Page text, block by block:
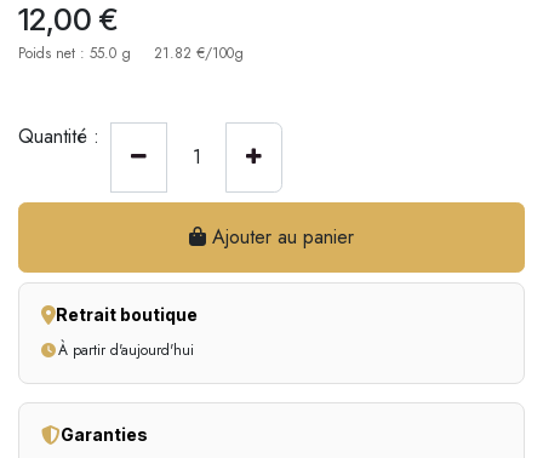
12,00 €
Poids net : 55.0 g 21.82 €/100g
Quantité :
Ajouter au panier
Retrait boutique
À partir d'aujourd'hui
Garanties